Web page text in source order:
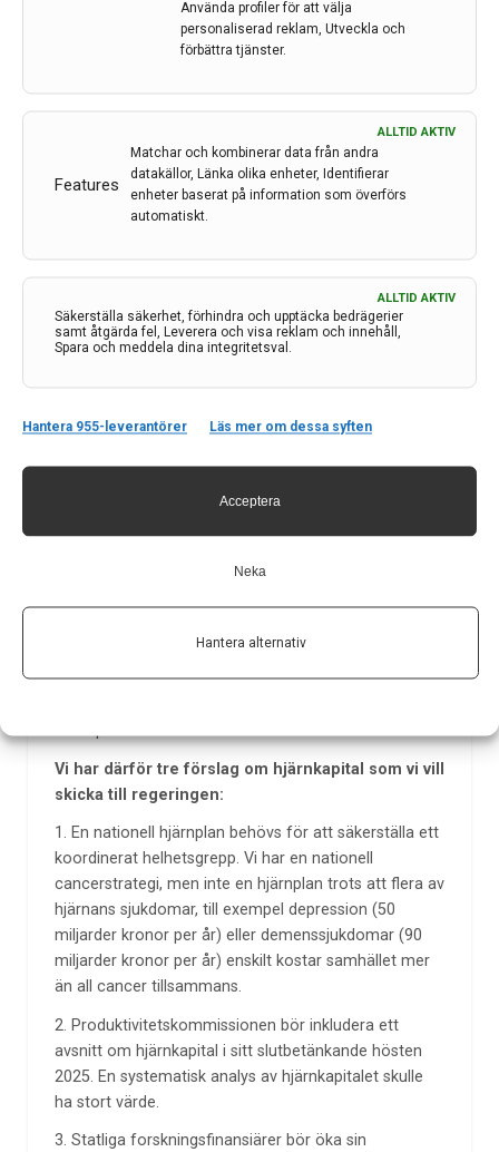
Använda profiler för att välja
personaliserad reklam, Utveckla och
förbättra tjänster.
Features
ALLTID AKTIV
Matchar och kombinerar data från andra
datakällor, Länka olika enheter, Identifierar
enheter baserat på information som överförs
automatiskt.
Säkerställa säkerhet, förhindra och upptäcka bedrägerier
samt åtgärda fel, Leverera och visa reklam och innehåll,
Spara och meddela dina integritetsval.
ALLTID AKTIV
Hantera 955-leverantörer Läs mer om dessa syften
Acceptera
Neka
Hantera alternativ
självmord i Sverige, de flesta av dem i arbetsför ålder
eller yngre. Det är sju gånger fler än som dör i
trafiken. Värdet av produktionsbortfallet som detta
stärka hjärnkapitalet genom att främja kreativitet,
produktivitet och välbefinnande. Uppmuntran till fysisk
aktivitet, social interaktion och närhet till naturen
skapar förutsättningar för att både hjärnor och
Ta fram en nationell hjärnplan
Sverige staplas på hög. Det ställs krav på
investeringar i energiomställning och infrastruktur vid
Men förslagen utgår aldrig från en av de viktigaste
förutsättningarna – vårt gemensamma hjärnkapital,
riskkapital.
Vi har därför tre förslag om hjärnkapital som vi vill
skicka till regeringen:
1. En nationell hjärnplan behövs för att säkerställa ett
koordinerat helhetsgrepp. Vi har en nationell
cancerstrategi, men inte en hjärnplan trots att flera av
hjärnans sjukdomar, till exempel depression (50
miljarder kronor per år) eller demenssjukdomar (90
miljarder kronor per år) enskilt kostar samhället mer
än all cancer tillsammans.
2. Produktivitetskommissionen bör inkludera ett
avsnitt om hjärnkapital i sitt slutbetänkande hösten
2025. En systematisk analys av hjärnkapitalet skulle
ha stort värde.
3. Statliga forskningsfinansiärer bör öka sin